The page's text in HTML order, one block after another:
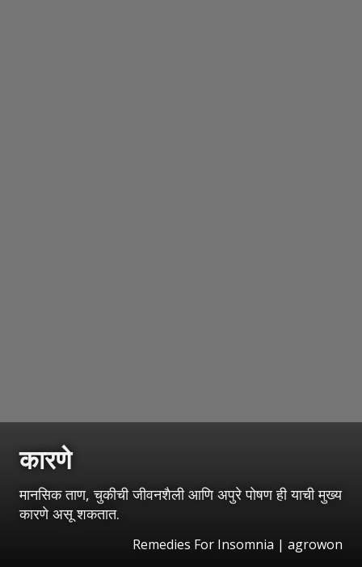
कारणे
मानसिक ताण, चुकीची जीवनशैली आणि अपुरे पोषण ही याची मुख्य
कारणे असू शकतात.
Remedies For Insomnia | agrowon